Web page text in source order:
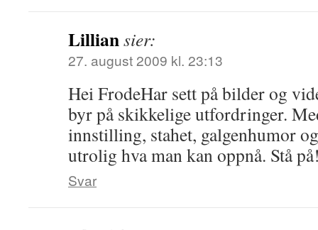
Lilliansier:
27. august 2009 kl. 23:13
Hei FrodeHar sett på bilder og
byr på skikkelige utfordringer.
innstilling, stahet, galgenhumor
utrolig hva man kan oppnå. Stå
Svar